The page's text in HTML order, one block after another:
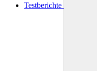
Testberichte